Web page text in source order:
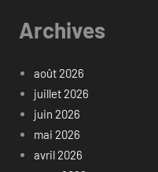
Archives
août 2026
juillet 2026
juin 2026
mai 2026
avril 2026